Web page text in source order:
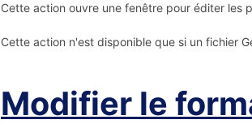
Cette action ouvre une fenêtre pour éditer les
Cette action n'est disponible que si un fichier
Modifier le